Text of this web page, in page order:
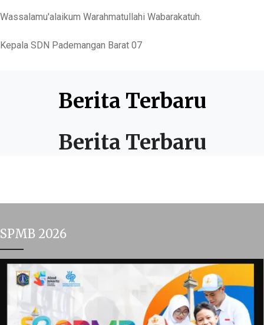
Wassalamu'alaikum Warahmatullahi Wabarakatuh.
Kepala SDN Pademangan Barat 07
Berita Terbaru
Berita Terbaru
SPMB 2026